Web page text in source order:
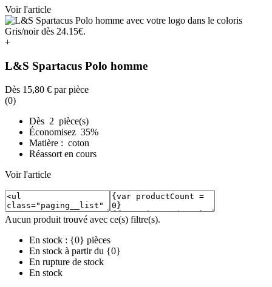
Voir l'article
+
L&S Spartacus Polo homme
Dès 15,80 € par pièce
(0)
Dès 2 pièce(s)
Économisez 35%
Matière : coton
Réassort en cours
Voir l'article
Aucun produit trouvé avec ce(s) filtre(s).
En stock : {0} pièces
En stock à partir du {0}
En rupture de stock
En stock